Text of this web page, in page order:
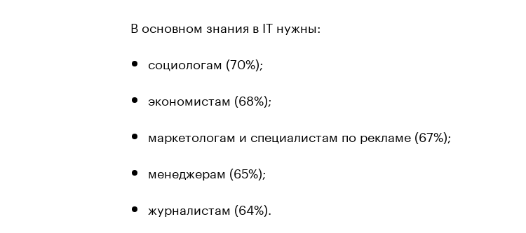
В основном знания в IT нужны:
социологам (70%);
экономистам (68%);
маркетологам и специалистам по рекламе (67%);
менеджерам (65%);
журналистам (64%).